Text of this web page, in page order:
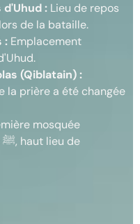
: Lieu de repos
de la bataille.
: Emplacement
(Qiblatain) :
la prière a été changée
mosquée